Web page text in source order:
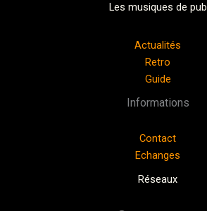
Les musiques de pub
Actualités
Retro
Guide
Informations
Contact
Echanges
Réseaux